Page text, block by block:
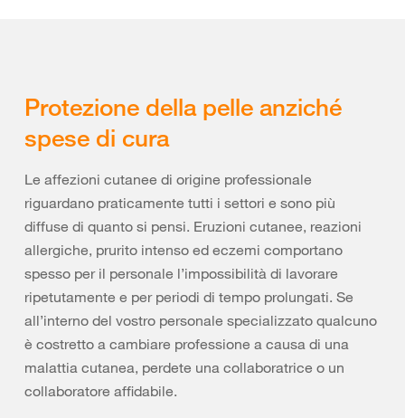
Protezione della pelle anziché
spese di cura
Le affezioni cutanee di origine professionale
riguardano praticamente tutti i settori e sono più
diffuse di quanto si pensi. Eruzioni cutanee, reazioni
allergiche, prurito intenso ed eczemi comportano
spesso per il personale l’impossibilità di lavorare
ripetutamente e per periodi di tempo prolungati. Se
all’interno del vostro personale specializzato qualcuno
è costretto a cambiare professione a causa di una
malattia cutanea, perdete una collaboratrice o un
collaboratore affidabile.